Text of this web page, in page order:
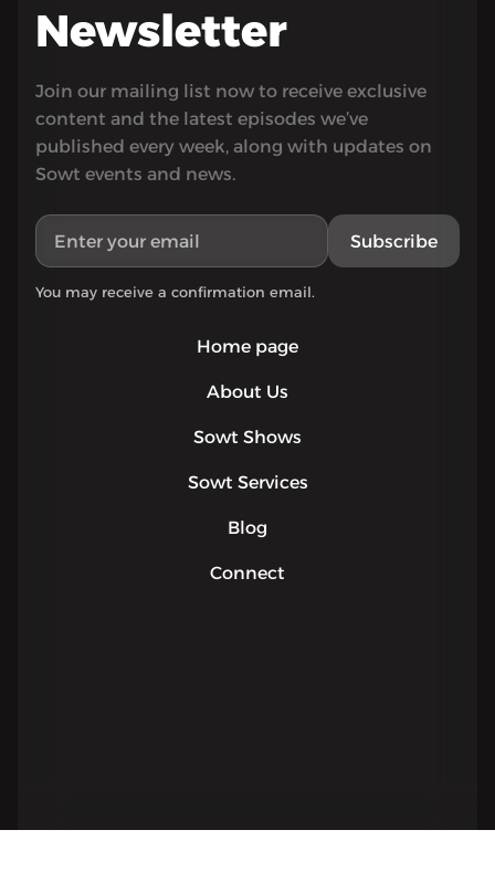
Home page
About Us
Sowt Shows
Sowt Services
Blog
Connect
Newsletter
Join our mailing list now to receive exclusive
content and the latest episodes we’ve
published every week, along with updates on
Sowt events and news.
Subscribe
You may receive a confirmation email.